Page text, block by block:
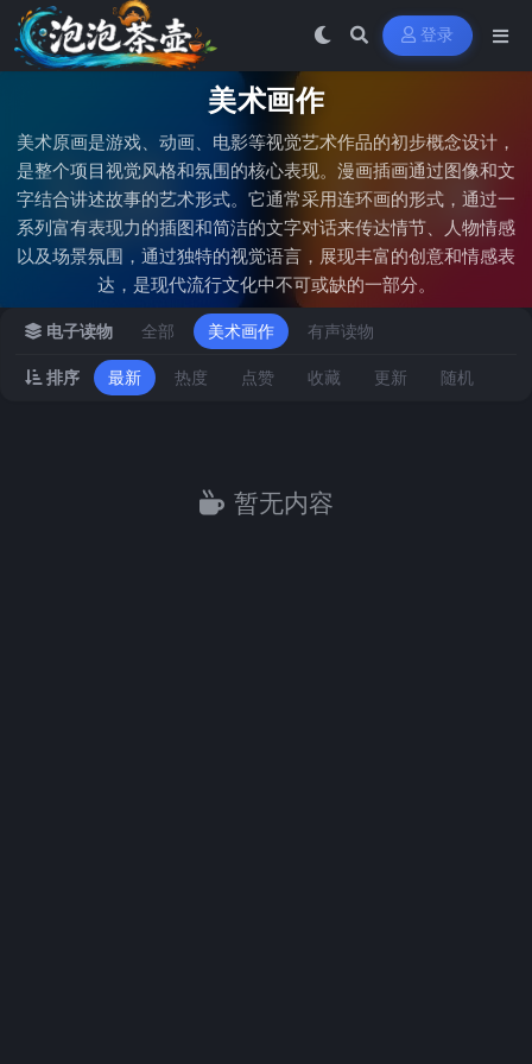
登录
美术画作
美术原画是游戏、动画、电影等视觉艺术作品的初步概念设计，
是整个项目视觉风格和氛围的核心表现。漫画插画通过图像和文
字结合讲述故事的艺术形式。它通常采用连环画的形式，通过一
系列富有表现力的插图和简洁的文字对话来传达情节、人物情感
以及场景氛围，通过独特的视觉语言，展现丰富的创意和情感表
达，是现代流行文化中不可或缺的一部分。
电子读物 全部 美术画作 有声读物
排序 最新 热度 点赞 收藏 更新 随机
暂无内容